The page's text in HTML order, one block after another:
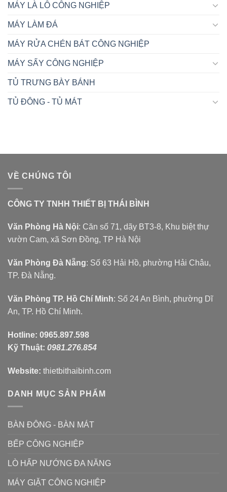
MÁY LÀ LÔ CÔNG NGHIỆP
MÁY LÀM ĐÁ
MÁY RỬA CHÉN BÁT CÔNG NGHIỆP
MÁY SẤY CÔNG NGHIỆP
TỦ TRƯNG BÀY BÁNH
TỦ ĐÔNG - TỦ MÁT
VỀ CHÚNG TÔI
CÔNG TY TNHH THIẾT BỊ THÁI BÌNH
Văn Phòng Hà Nội: Căn số 71, dãy BT3-8, Khu biệt thự
vườn Cam, xã Sơn Đồng, TP Hà Nội
Văn Phòng Đà Nẵng: Số 63 Hải Hồ, phường Hải Châu,
TP. Đà Nẵng.
Văn Phòng TP. Hồ Chí Minh: Số 24 An Bình, phường Dĩ
An, TP. Hồ Chí Minh.
Hotline: 0965.897.598
Kỹ Thuật: 0981.276.854
Website: thietbithaibinh.com
DANH MỤC SẢN PHẨM
BÀN ĐÔNG - BÀN MÁT
BẾP CÔNG NGHIỆP
LÒ HẤP NƯỚNG ĐA NĂNG
MÁY GIẶT CÔNG NGHIỆP